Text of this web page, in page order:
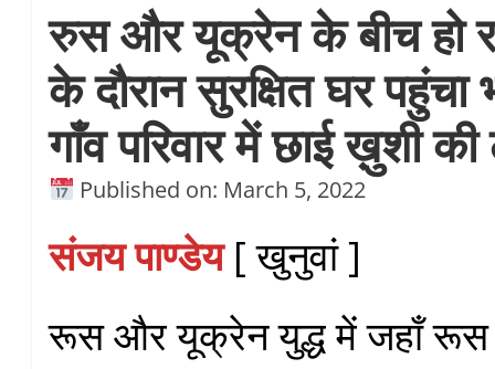
रुस और यूक्रेन के बीच हो
के दौरान सुरक्षित घर
गाँव परिवार में छाई ख़ुशी
Published on: March 5, 2022
संजय पाण्डेय[ खुनुवां ]
रूस और यूक्रेन युद्ध में जहाँ रूस